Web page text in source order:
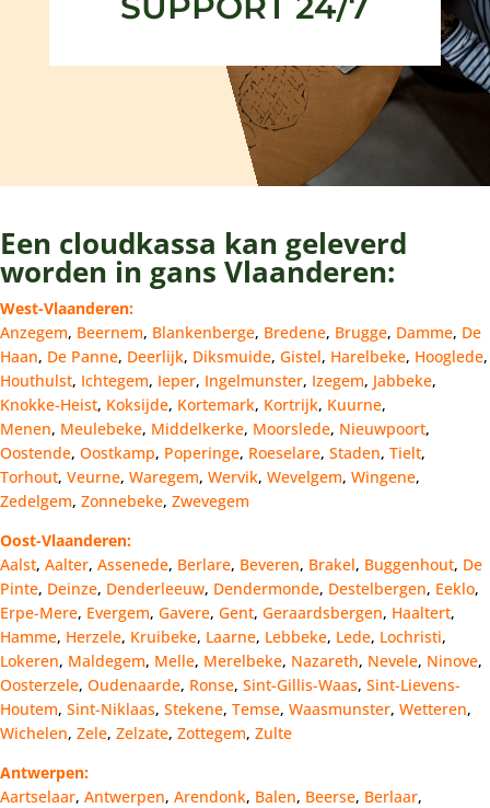
Een cloudkassa kan geleverd
worden in gans Vlaanderen:
West-Vlaanderen:
Anzegem, Beernem, Blankenberge, Bredene, Brugge, Damme, De
Haan, De Panne, Deerlijk, Diksmuide, Gistel, Harelbeke, Hooglede,
Houthulst, Ichtegem, Ieper, Ingelmunster, Izegem, Jabbeke,
Knokke-Heist, Koksijde, Kortemark, Kortrijk, Kuurne,
Menen, Meulebeke, Middelkerke, Moorslede, Nieuwpoort,
Oostende, Oostkamp, Poperinge, Roeselare, Staden, Tielt,
Torhout, Veurne, Waregem, Wervik, Wevelgem, Wingene,
Zedelgem, Zonnebeke, Zwevegem
Oost-Vlaanderen:
Aalst, Aalter, Assenede, Berlare, Beveren, Brakel, Buggenhout, De
Pinte, Deinze, Denderleeuw, Dendermonde, Destelbergen, Eeklo,
Erpe-Mere, Evergem, Gavere, Gent, Geraardsbergen, Haaltert,
Hamme, Herzele, Kruibeke, Laarne, Lebbeke, Lede, Lochristi,
Lokeren, Maldegem, Melle, Merelbeke, Nazareth, Nevele, Ninove,
Oosterzele, Oudenaarde, Ronse, Sint-Gillis-Waas, Sint-Lievens-
Houtem, Sint-Niklaas, Stekene, Temse, Waasmunster, Wetteren,
Wichelen, Zele, Zelzate, Zottegem, Zulte
Antwerpen:
Aartselaar, Antwerpen, Arendonk, Balen, Beerse, Berlaar,